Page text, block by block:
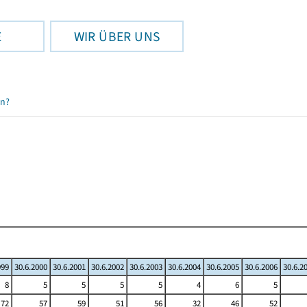
WIR ÜBER UNS
30.6.2000 30.6.2001 30.6.2002 30.6.2003 30.6.2004 30.6.2005 30.6.2006
8 5 5 5 5 4 6
5
72 57 59 51 56 32 46
52